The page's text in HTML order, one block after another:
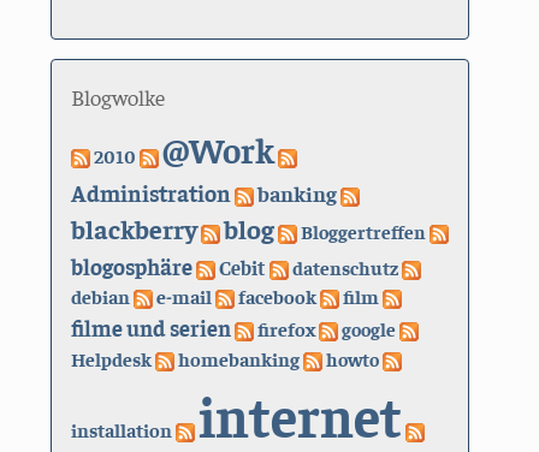
Blogwolke
2010 @Work
Administration banking
blackberry blog Bloggertreffen
blogosphäre Cebit datenschutz
debian e-mail facebook film
filme und serien firefox
google
Helpdesk
homebanking howto
installation internet